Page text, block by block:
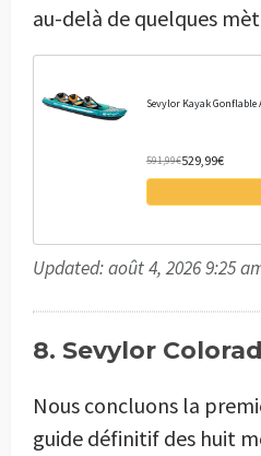
au-delà de quelques
Sevylor Kayak Gonflable
591,99€529,99€
Updated:août 4, 2026 9:25
8. Sevylor
Nous concluons la
guide définitif des huit